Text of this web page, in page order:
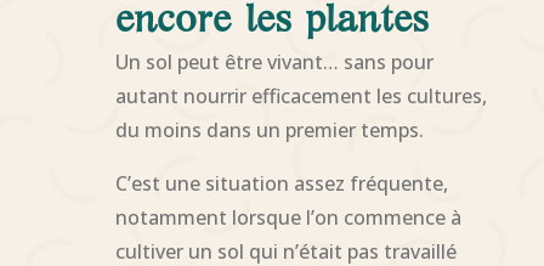
encore les plantes
Un sol peut être vivant… sans pour
autant nourrir efficacement les cultures,
du moins dans un premier temps.
C’est une situation assez fréquente,
notamment lorsque l’on commence à
cultiver un sol qui n’était pas travaillé